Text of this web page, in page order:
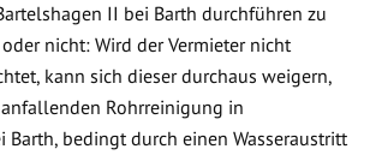
II bei Barth durchführen zu
nicht: Wird der Vermieter nicht
kann sich dieser durchaus weigern,
Rohrreinigung in
Barth, bedingt durch einen Wasseraustritt